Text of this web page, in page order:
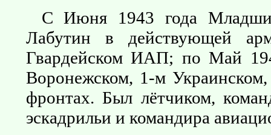
С Июня 1943 года
Лабутин в действующей
Гвардейском ИАП; по Май
Воронежском, 1-м
фронтах. Был лётчиком,
эскадрильи и командира